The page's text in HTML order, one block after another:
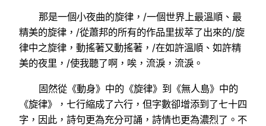
那是一個小夜曲的旋律，/一個世界上最溫順、最
精美的旋律，/從蕭邦的所有的作品里拔萃了出來的/旋
律中之旋律，動搖著又動搖著，/在如許溫順、如許精
美的夜里，/使我聽了啊，唉，流淚，流淚。
固然從《動身》中的《旋律》到《無人島》中的
《旋律》，七行縮成了六行，但字數卻增添到了七十四
字，因此，詩句更為充分可誦，詩情也更為濃烈了。不